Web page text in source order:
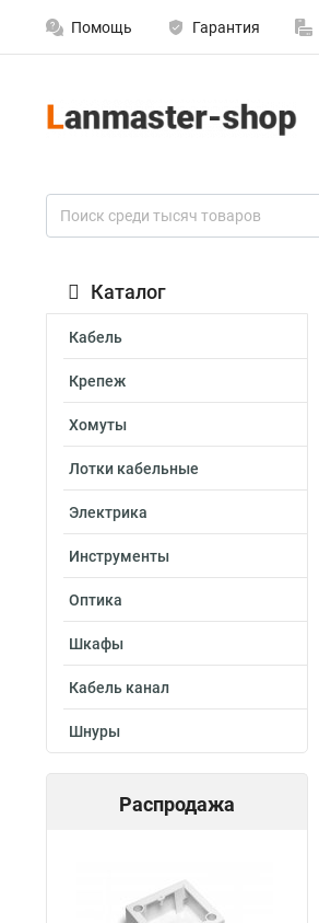
Помощь Гарантия
Каталог
Кабель
Крепеж
Хомуты
Лотки кабельные
Электрика
Инструменты
Оптика
Шкафы
Кабель канал
Шнуры
Распродажа